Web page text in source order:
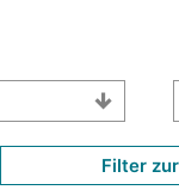
Filter